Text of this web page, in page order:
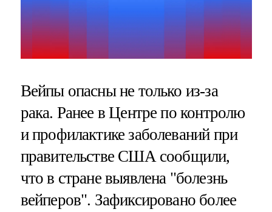
Вейпы опасны не только из-за
рака. Ранее в Центре по контролю
и профилактике заболеваний при
правительстве США сообщили,
что в стране выявлена "болезнь
вейперов". Зафиксировано более